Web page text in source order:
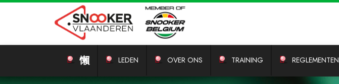
LEDEN OVER ONS TRAINING REGLEMENTEN